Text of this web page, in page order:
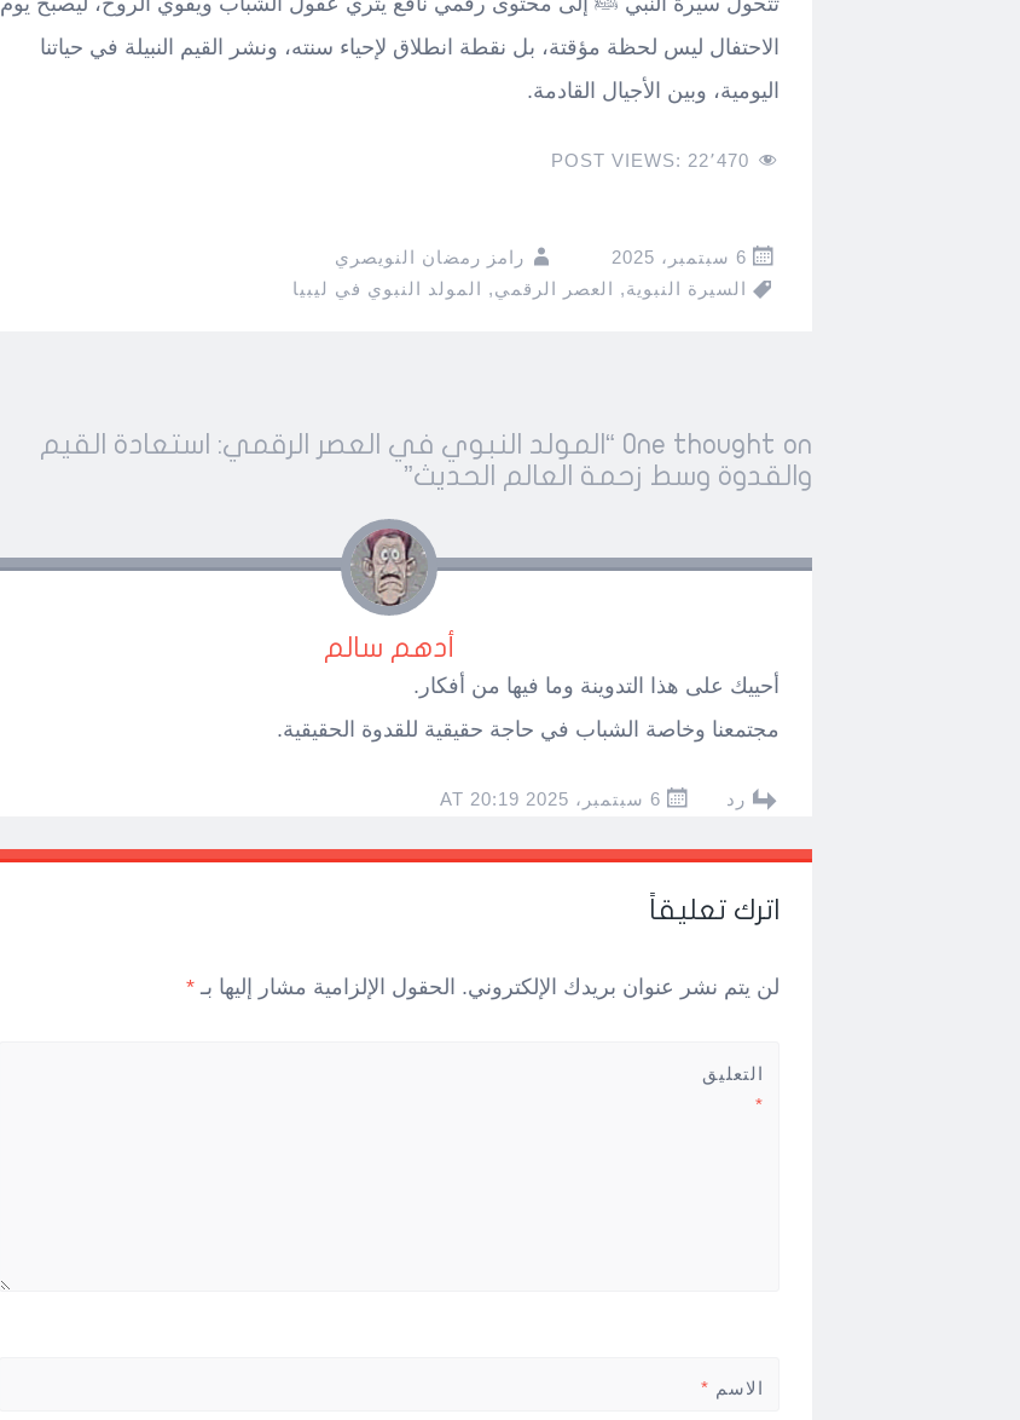
الاحتفال ليس لحظة مؤقتة، بل نقطة انطلاق لإحياء سنته، ونشر القيم النبيلة في حياتنا
اليومية، وبين الأجيال القادمة.
POST VIEWS: 22٬470
6 سبتمبر، 2025
رامز رمضان النويصري
السيرة النبوية, العصر الرقمي, المولد النبوي في ليبيا
Post
navigation
←
→
One thought on “
المولد النبوي في العصر الرقمي: استعادة القيم
والقدوة وسط زحمة العالم الحديث”
أدهم سالم
أحييك على هذا التدوينة وما فيها من أفكار.
مجتمعنا وخاصة الشباب في حاجة حقيقية للقدوة الحقيقية.
رد 6 سبتمبر، 2025 AT 20:19
اترك تعليقاً
لن يتم نشر عنوان بريدك الإلكتروني. الحقول الإلزامية مشار إليها بـ *
التعليق
*
الاسم *